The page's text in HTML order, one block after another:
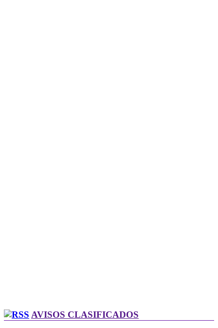
AVISOS CLASIFICADOS